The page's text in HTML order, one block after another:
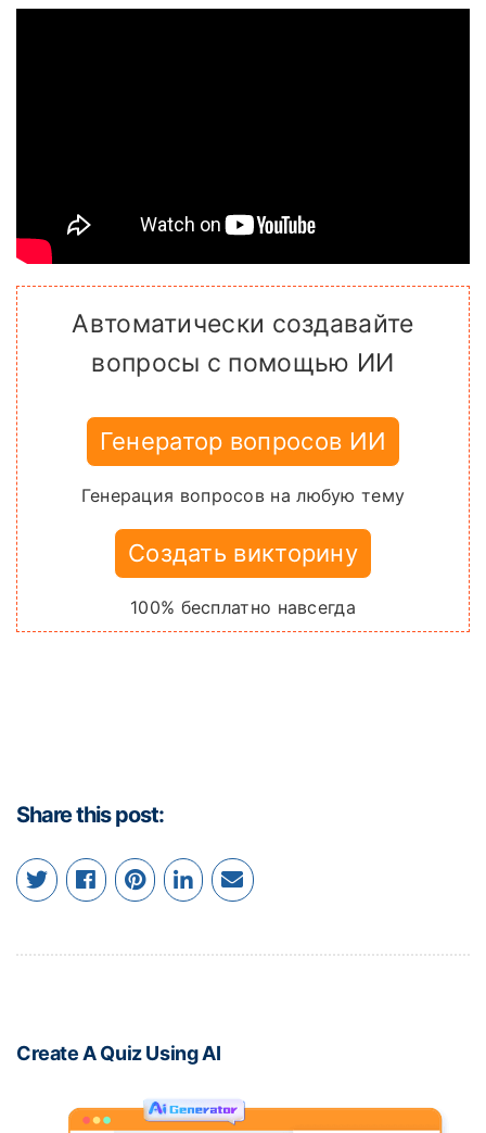
Автоматически создавайте
вопросы с помощью ИИ
Генератор вопросов ИИ
Генерация вопросов на любую тему
Создать викторину
100% бесплатно навсегда
Share this post:
Create A Quiz Using AI